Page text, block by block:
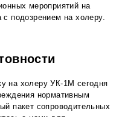
мероприятий на
подозрением на холеру.
на холеру УК-1М сегодня
нормативным
пакет сопроводительных